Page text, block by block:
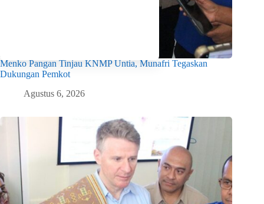
Menko Pangan Tinjau KNMP Untia, Munafri Tegaskan
Dukungan Pemkot
Agustus 6, 2026